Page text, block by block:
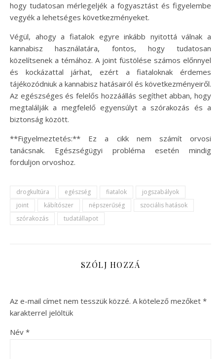
hogy tudatosan mérlegeljék a fogyasztást és figyelembe
vegyék a lehetséges következményeket.
Végül, ahogy a fiatalok egyre inkább nyitottá válnak a
kannabisz használatára, fontos, hogy tudatosan
közelítsenek a témához. A joint füstölése számos előnnyel
és kockázattal járhat, ezért a fiataloknak érdemes
tájékozódniuk a kannabisz hatásairól és következményeiről.
Az egészséges és felelős hozzáállás segíthet abban, hogy
megtalálják a megfelelő egyensúlyt a szórakozás és a
biztonság között.
**Figyelmeztetés:** Ez a cikk nem számít orvosi
tanácsnak. Egészségügyi probléma esetén mindig
forduljon orvoshoz.
drogkultúra egészség fiatalok
jogszabályok
joint
kábítószer népszerűség
szociális hatások
szórakozás
tudatállapot
SZÓLJ HOZZÁ
Az e-mail címet nem tesszük közzé. A kötelező mezőket *
karakterrel jelöltük
Név *